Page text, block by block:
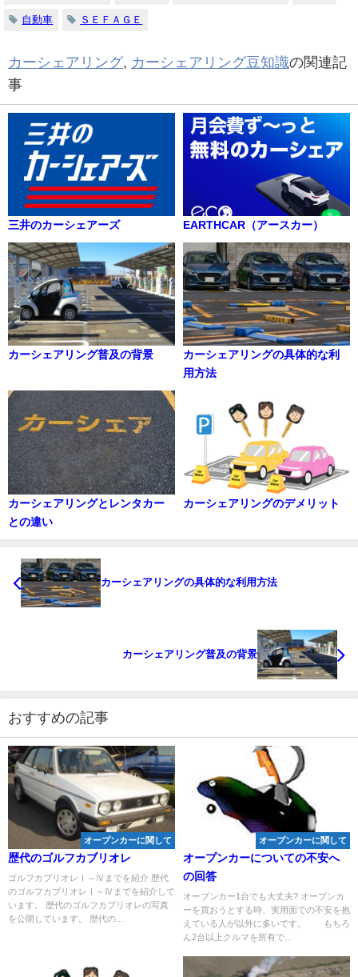
自動車 ＳＥＦＡＧＥ
カーシェアリング, カーシェアリング豆知識の関連記
事
三井のカーシェアーズ EARTHCAR（アースカー）
カーシェアリング普及の背景
カーシェアリングの具体的な利
用方法
カーシェアリングとレンタカー
との違い
カーシェアリングのデメリット
カーシェアリングの具体的な利用方法
カーシェアリング普及の背景
おすすめの記事
オープンカーに関して
歴代のゴルフカブリオレ
ゴルフカブリオレⅠ～Ⅳまでを紹介 歴代
のゴルフカブリオレⅠ～Ⅳまでを紹介して
います。 歴代のゴルフカブリオレの写真
を公開しています。 歴代の...
オープンカーに関して
オープンカーについての不安へ
の回答
オープンカー1台でも大丈夫? オープンカ
ーを買おうとする時、実用面での不安を抱
えている人が以外に多いです。 もちろ
ん2台以上クルマを所有で...